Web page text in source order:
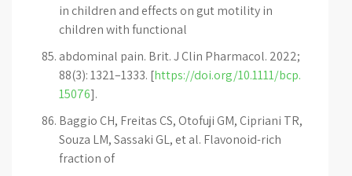
in children and effects on gut motility in
children with functional
abdominal pain. Brit. J Clin Pharmacol. 2022;
88(3): 1321–1333. [https://doi.org/10.1111/bcp.
15076].
Baggio CH, Freitas CS, Otofuji GM, Cipriani TR,
Souza LM, Sassaki GL, et al. Flavonoid-rich
fraction of